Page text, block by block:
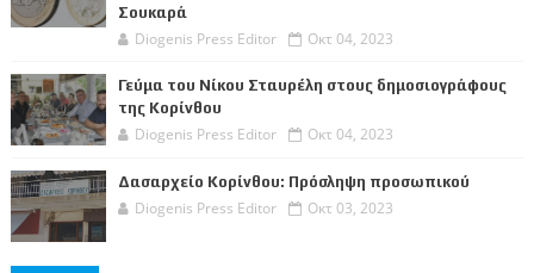
Σουκαρά
Diogenis Press Editor Οκτ 04, 2023
Γεύμα του Νίκου Σταυρέλη στους δημοσιογράφους
της Κορίνθου
Diogenis Press Editor Οκτ 04, 2023
Δασαρχείο Κορίνθου: Πρόσληψη προσωπικού
Diogenis Press Editor Οκτ 03, 2023